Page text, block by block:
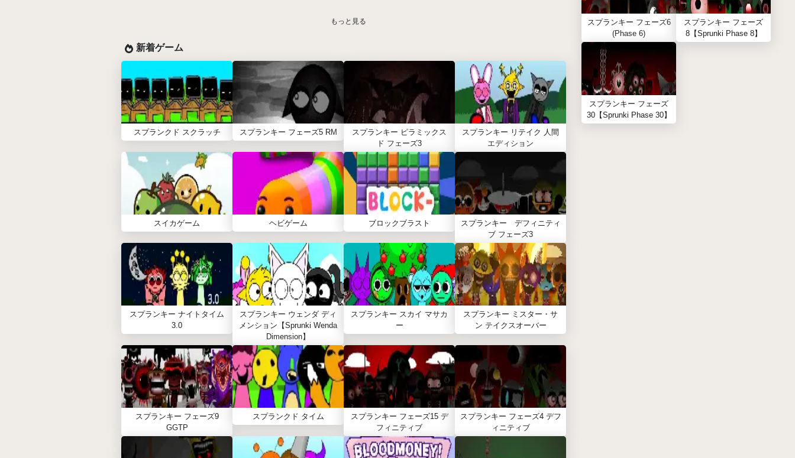
もっと見る
新着ゲーム
スプランクド スクラッチ スプランキー フェーズ5 RM
スプランキー ピラミックス
ド フェーズ3
スプランキー リテイク 人間
エディション
スイカゲーム ヘビゲーム ブロックブラスト
スプランキー デフィニティ
ブ フェーズ3
スプランキー ナイトタイム
3.0
スプランキー ウェンダ ディ
メンション【Sprunki Wenda
Dimension】
スプランキー スカイ マサカ
ー
スプランキー ミスター・サ
ン テイクスオーバー
スプランキー フェーズ9
GGTP
スプランクド タイム
スプランキー フェーズ15 デ
フィニティブ
スプランキー フェーズ4 デフ
ィニティブ
スプランキー フェーズ6
(Phase 6)
スプランキー フェーズ
8【Sprunki Phase 8】
スプランキー フェーズ
30【Sprunki Phase 30】